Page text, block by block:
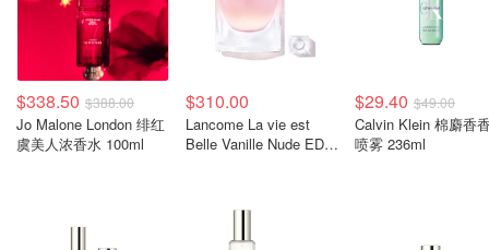
$338.50 $388.00
Jo Malone London 绯红
虞美人浓香水 100ml
$310.00
Lancome La vie est
Belle Vanille Nude EDP
$29.40 $49.00
Calvin Klein 棉麝香香氛
喷雾 236ml